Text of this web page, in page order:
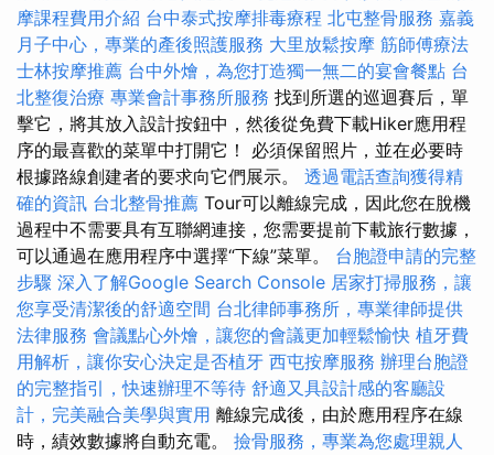
摩課程費用介紹 台中泰式按摩排毒療程 北屯整骨服務 嘉義
月子中心，專業的產後照護服務 大里放鬆按摩 筋師傅療法
士林按摩推薦 台中外燴，為您打造獨一無二的宴會餐點 台
北整復治療 專業會計事務所服務 找到所選的巡迴賽后，單
擊它，將其放入設計按鈕中，然後從免費下載Hiker應用程
序的最喜歡的菜單中打開它！ 必須保留照片，並在必要時
根據路線創建者的要求向它們展示。 透過電話查詢獲得精
確的資訊 台北整骨推薦 Tour可以離線完成，因此您在脫機
過程中不需要具有互聯網連接，您需要提前下載旅行數據，
可以通過在應用程序中選擇“下線”菜單。 台胞證申請的完整
步驟 深入了解Google Search Console 居家打掃服務，讓
您享受清潔後的舒適空間 台北律師事務所，專業律師提供
法律服務 會議點心外燴，讓您的會議更加輕鬆愉快 植牙費
用解析，讓你安心決定是否植牙 西屯按摩服務 辦理台胞證
的完整指引，快速辦理不等待 舒適又具設計感的客廳設
計，完美融合美學與實用 離線完成後，由於應用程序在線
時，績效數據將自動充電。 撿骨服務，專業為您處理親人